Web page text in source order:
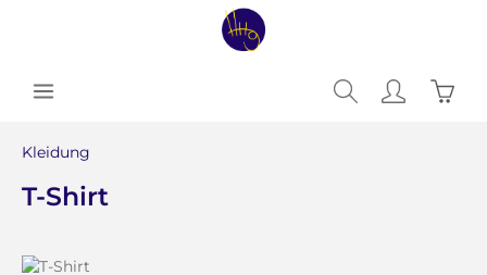
Kleidung
T-Shirt
Bildergalerie überspringen